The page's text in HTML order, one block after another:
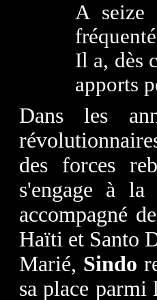
A
Il a, dès
apports
Dans les
des forces
s'engage à
accompagné
Haïti et Santo
Marié, Sindo
sa place parmi